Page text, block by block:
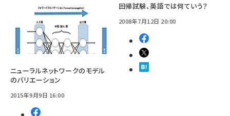
ニューラルネットワークのモデル
のバリエーション
2015年9月9日 16:00
回帰試験、英語では何ていう？
2008年7月12日 20:00